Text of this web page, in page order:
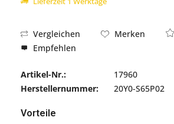
Vergleichen Merken
Empfehlen
Artikel-Nr.:
17960
Herstellernummer:
20Y0-S65P02
Vorteile